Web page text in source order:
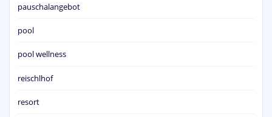
pauschalangebot
pool
pool wellness
reischlhof
resort